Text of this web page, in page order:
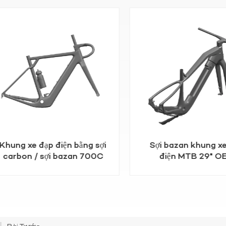
Khung xe đạp điện bằng sợi
carbon / sợi bazan 700C
Sợi bazan khung
điện MTB 29"